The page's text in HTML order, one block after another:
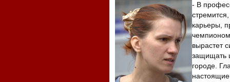
- В
карьеры,
вырастет
защищать
городе.